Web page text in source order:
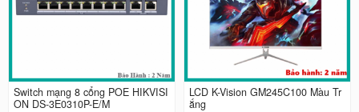
Switch mạng 8 cổng POE HIKVISI
ON DS-3E0310P-E/M
LCD K-Vision GM245C100 Màu Tr
ắng